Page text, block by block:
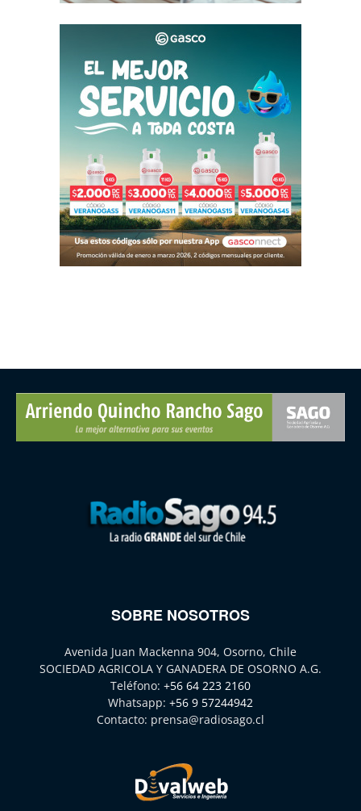
SOBRE NOSOTROS
Avenida Juan Mackenna 904, Osorno, Chile
SOCIEDAD AGRICOLA Y GANADERA DE OSORNO A.G.
Teléfono: +56 64 223 2160
Whatsapp: +56 9 57244942
Contacto: prensa@radiosago.cl